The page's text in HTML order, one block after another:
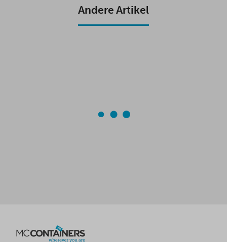
Andere Artikel